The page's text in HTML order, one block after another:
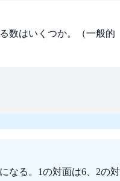
数はいくつか。（一般的
なる。1の対面は6、2の対